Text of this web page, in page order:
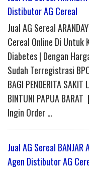
Distibutor AG Cereal
Jual AG Sereal
Cereal Online Di
Diabetes | Dengan
Sudah Terregistrasi
BAGI PENDERITA
BINTUNI PAPUA
Ingin Order …
Jual AG Sereal BANJAR
Agen Distibutor AG